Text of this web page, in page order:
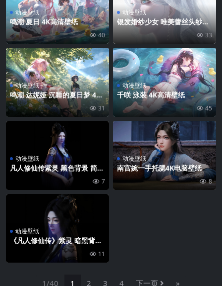
动漫壁纸
鸣潮 夏日 4K高清壁纸
40
动漫壁纸
银发婚纱少女 唯美蕾丝头纱梦
幻 4K动漫壁纸
33
动漫壁纸
鸣潮 达妮娅 沉睡的夏日梦 4K
壁纸
31
动漫壁纸
千咲 泳装 4K高清壁纸
45
动漫壁纸
凡人修仙传紫灵 黑色背景 简单
7
动漫壁纸
南宫婉一手托腮4K电脑壁纸
8
动漫壁纸
《凡人修仙传》紫灵 暗黑背景
11
1/40 1 2 3 4 下一页 »